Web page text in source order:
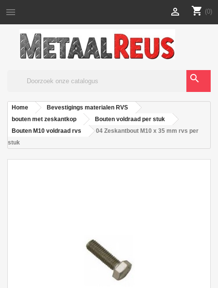
 shopping_cart (0)

search
Home
Bevestigings materialen RVS
bouten met zeskantkop
Bouten voldraad per stuk
Bouten M10 voldraad rvs
04 Zeskantbout M10 x 35 mm rvs per
stuk